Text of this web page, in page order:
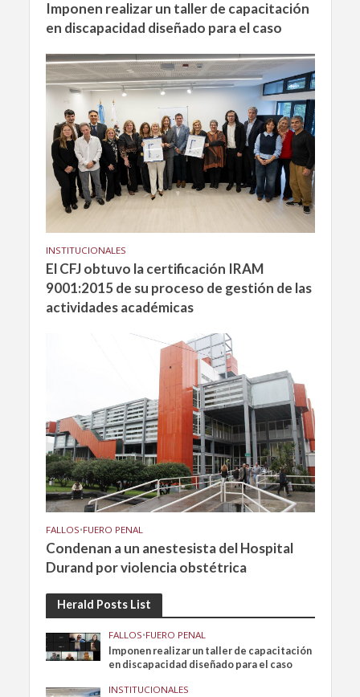
Imponen realizar un taller de capacitación
en discapacidad diseñado para el caso
INSTITUCIONALES
El CFJ obtuvo la certificación IRAM
9001:2015 de su proceso de gestión de las
actividades académicas
FALLOS•FUERO PENAL
Condenan a un anestesista del Hospital
Durand por violencia obstétrica
Herald Posts List
FALLOS•FUERO PENAL
Imponen realizar un taller de capacitación
en discapacidad diseñado para el caso
INSTITUCIONALES